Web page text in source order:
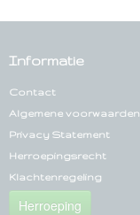
Informatie
Contact
Algemene voorwaarden
Privacy Statement
Herroepingsrecht
Klachtenregeling
Herroeping